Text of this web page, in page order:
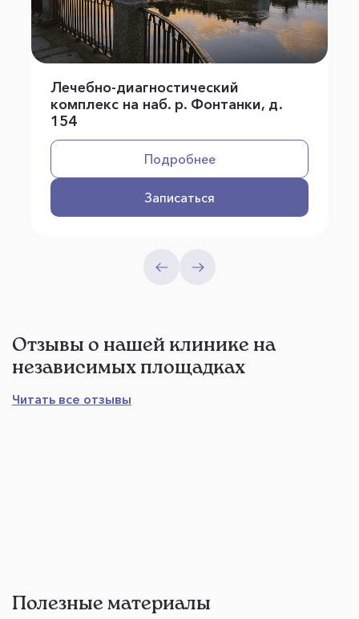
Лечебно-диагностический
комплекс на наб. р. Фонтанки, д.
154
Подробнее
Записаться
Отзывы о нашей клинике на
независимых площадках
Читать все отзывы
Полезные материалы